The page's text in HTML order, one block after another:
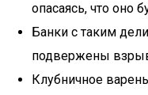
опасаясь, что оно
Банки с таким
подвержены
Клубничное